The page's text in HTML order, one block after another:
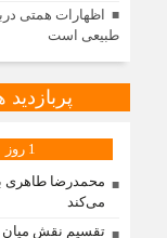
طبیعی است
پربازدید
1 روز
محمدرضا طاهری
می‌کند
تقسیم نقش میان